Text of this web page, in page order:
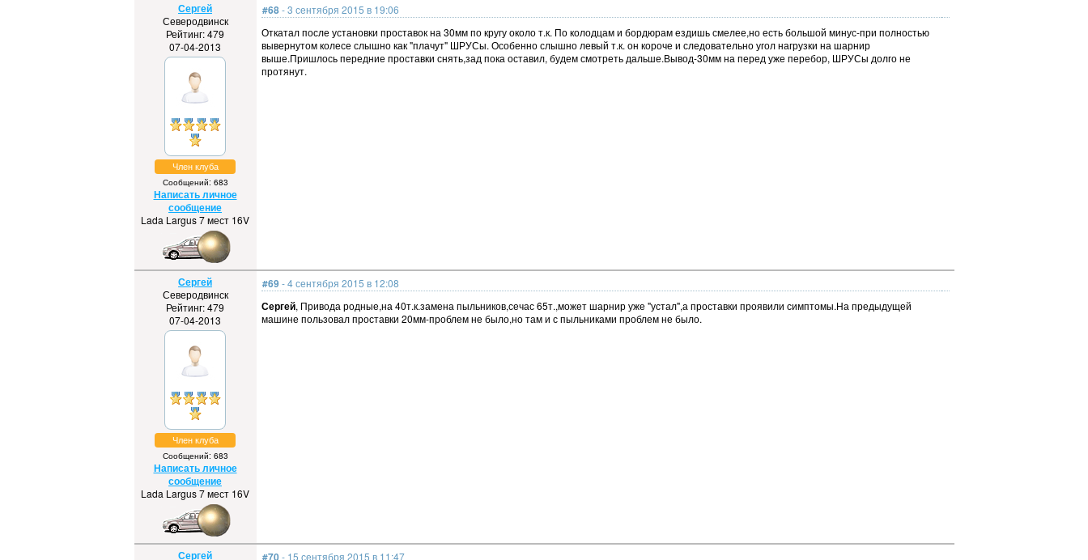
Сергей
Северодвинск
Рейтинг: 479
07-04-2013
Член клуба
Сообщений: 683
Написать личное
сообщение
Lada Largus 7 мест 16V
#68- 3 сентября 2015 в 19:06
Откатал после установки проставок на 30мм по кругу около т.к. По колодцам и бордюрам ездишь смелее,но есть большой минус-при полностью
вывернутом колесе слышно как "плачут" ШРУСы. Особенно слышно левый т.к. он короче и следовательно угол нагрузки на шарнир
выше.Пришлось передние проставки снять,зад пока оставил, будем смотреть дальше.Вывод-30мм на перед уже перебор, ШРУСы долго не
протянут.
Сергей
Северодвинск
Рейтинг: 479
07-04-2013
Член клуба
Сообщений: 683
Написать личное
сообщение
Lada Largus 7 мест 16V
#69- 4 сентября 2015 в 12:08
Сергей, Привода родные,на 40т.к.замена пыльников,сечас 65т.,может шарнир уже "устал",а проставки проявили симптомы.На предыдущей
машине пользовал проставки 20мм-проблем не было,но там и с пыльниками проблем не было.
Сергей #70- 15 сентября 2015 в 11:47